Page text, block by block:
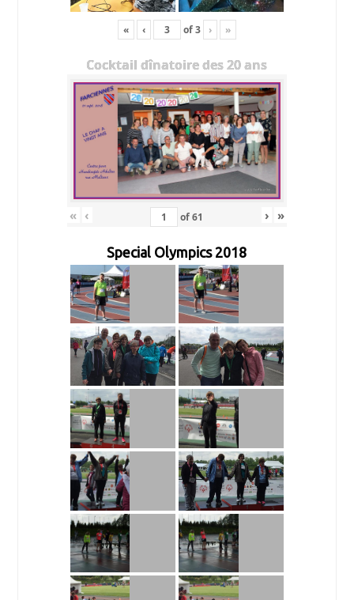
« ‹ of3 › »
Cocktail dînatoire des 20 ans
« ‹ of61 › »
Special Olympics 2018